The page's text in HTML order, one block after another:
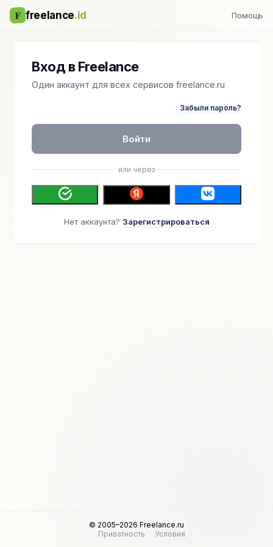
F freelance.id Помощь
Вход в Freelance
Один аккаунт для всех сервисов freelance.ru
Забыли пароль?
Войти
или через
Нет аккаунта? Зарегистрироваться
© 2005–2026 Freelance.ru
Приватность
Условия